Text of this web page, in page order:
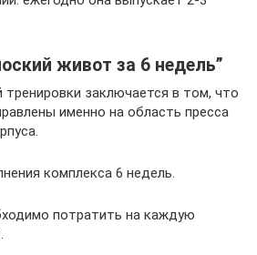
живот за 6 недель”
заключается в том, что
именно на область пресса
комплекса 6 недель.
потратить на каждую